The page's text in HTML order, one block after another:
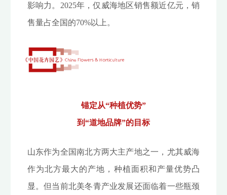
影响力。2025年，仅威海地区销售额近亿元，销
售量占全国的70%以上。
锚定从“种植优势”
到“道地品牌”的目标
山东作为全国南北方两大主产地之一，尤其威海
作为北方最大的产地，种植面积和产量优势凸
显。但当前北美冬青产业发展还面临着一些瓶颈